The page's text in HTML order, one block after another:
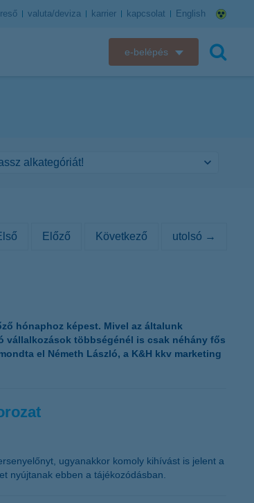
valuta/deviza karrier kapcsolat English
e-belépés
K&H token megújítás
Előző Következő utolsó →
hónaphoz képest. Mivel az általunk
vállalkozások többségénél is csak néhány fős
el Németh László, a K&H kkv marketing
ugyanakkor komoly kihívást is jelent a
nyújtanak ebben a tájékozódásban.